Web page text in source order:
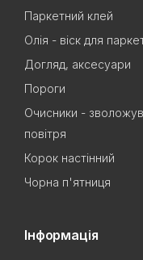
Паркетний клей
Олія - віск для
Догляд, аксесуари
Пороги
Очисники -
повітря
Корок настінний
Чорна п'ятниця
Інформація